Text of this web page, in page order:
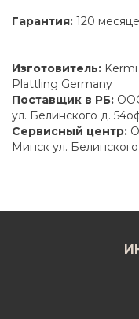
Гарантия: 120
Изготовитель:
Plattling Germany
Поставщик в РБ:
ул. Белинского д.
Сервисный центр:
Минск ул.